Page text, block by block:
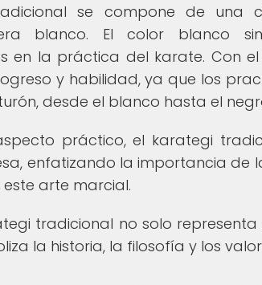
se compone de una
blanco. El color blanco
en la práctica del karate. Con
y habilidad, ya que los
desde el blanco hasta el
práctico, el karategi
enfatizando la importancia de
arte marcial.
tradicional no solo
la historia, la filosofía y los